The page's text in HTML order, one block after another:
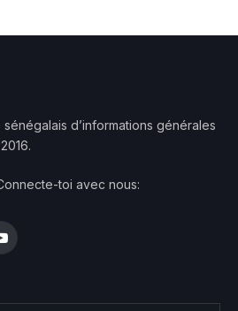
sénégalais d’informations générales
toi avec nous:
YouTube